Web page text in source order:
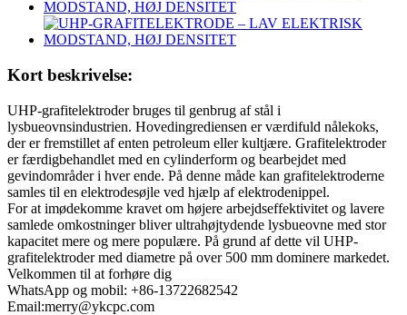
Kort beskrivelse:
UHP-grafitelektroder bruges til genbrug af stål i
lysbueovnsindustrien. Hovedingrediensen er værdifuld nålekoks,
der er fremstillet af enten petroleum eller kultjære. Grafitelektroder
er færdigbehandlet med en cylinderform og bearbejdet med
gevindområder i hver ende. På denne måde kan grafitelektroderne
samles til en elektrodesøjle ved hjælp af elektrodenippel.
For at imødekomme kravet om højere arbejdseffektivitet og lavere
samlede omkostninger bliver ultrahøjtydende lysbueovne med stor
kapacitet mere og mere populære. På grund af dette vil UHP-
grafitelektroder med diametre på over 500 mm dominere markedet.
Velkommen til at forhøre dig
WhatsApp og mobil: +86-13722682542
Email:merry@ykcpc.com